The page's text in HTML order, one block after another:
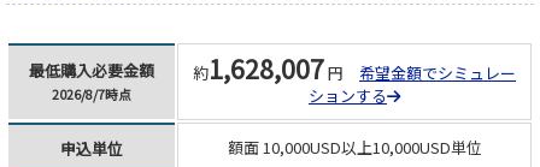
最低購入必要金額
2026/8/7時点
約1,628,007円 希望金額でシミュレー
ションする
申込単位 額面 10,000USD以上10,000USD単位